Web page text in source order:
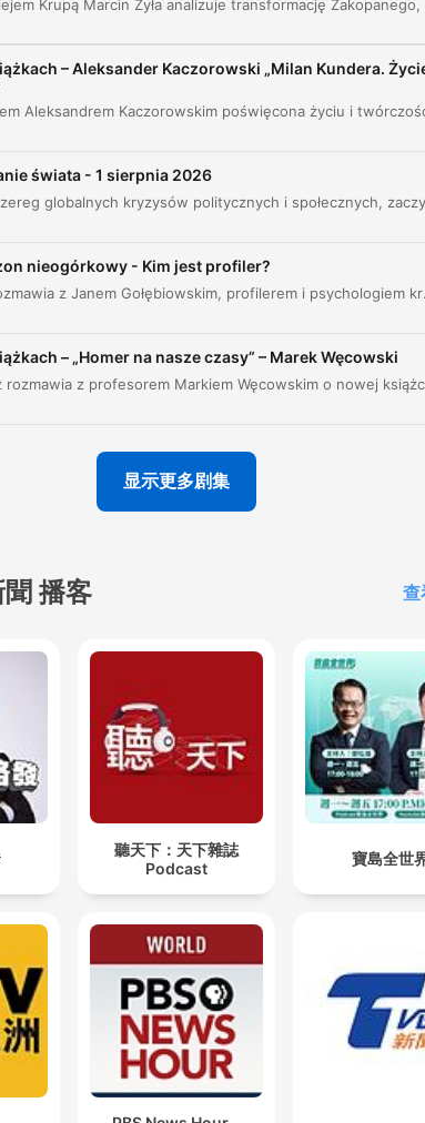
Chaos budowlany i niewydolność prawa
Ewolucja turystyki w Zakopanem
Unikalność kulturowa i mitologia Zakopanego
跳轉至該時間點
Zakopanego, łączące sentyment z gniewem na zachodzące
mieszkańców. W tej chwili to jest około 25
i ten trend dalej trwa.
demograficznej Zakopanego spowodowanych
kosztami życia.
tu wszyscy są skądś. A jest takie myślenie, że
tu jesteśmy od zawsze, a oni tu przyszli. Więc to
pierwsze fałszywe myślenie.
· Rozmówca obala mit o niezmienności i pierwotnym
mieszkańców Podhala.
są chciwi, przedsiębiorcy są chciwi, chcą
jak najwięcej. W związku z tym jedyne, co ich
powstrzymać, to bardzo restrykcyjne,
prawo.
· Cytat wyjaśnia mechanizm przyczyniający się do
nielegalnej zabudowy na Podhalu.
– Aleksander Kaczorowski „Milan Kundera.
świata - 1 sierpnia 2026
nieogórkowy - Kim jest profiler?
Michał Kuźmiński rozmawia z Janem Gołębiowskim, profilerem i psychologiem
– „Homer na nasze czasy” – Marek Węcowski
显示更多剧集
播客 查
聽天下：天下雜誌
Podcast
寶島全世